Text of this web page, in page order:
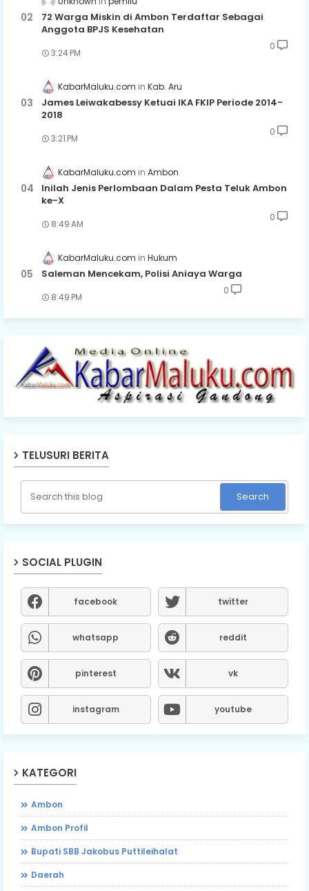
72 Warga Miskin di Ambon Terdaftar Sebagai
Anggota BPJS Kesehatan
3:24 PM
0
KabarMaluku.com Kab. Aru
James Leiwakabessy Ketuai IKA FKIP Periode 2014-
2018
3:21 PM
0
KabarMaluku.com Ambon
Inilah Jenis Perlombaan Dalam Pesta Teluk Ambon
ke-X
8:49 AM
0
KabarMaluku.com Hukum
Saleman Mencekam, Polisi Aniaya Warga
8:49 PM
0
TELUSURI BERITA
SOCIAL PLUGIN
facebook twitter
whatsapp reddit
pinterest vk
instagram youtube
KATEGORI
Ambon
Ambon Profil
Bupati SBB Jakobus Puttileihalat
Daerah